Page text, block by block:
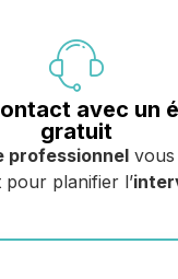
avec un
gratuit
professionnel
pour planifier l’